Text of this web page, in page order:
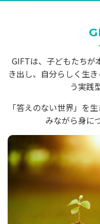
GIFTは、子どもたちが
き出し、自分らしく生
う実践
「答えのない世界」を
みながら身に